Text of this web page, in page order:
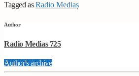
Tagged asRadio Mediaș
Author
Radio Medias 725
Author's archive